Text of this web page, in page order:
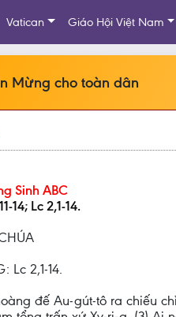
Vatican Giáo Hội Việt Nam
Mừng cho toàn dân
Sinh ABC
14; Lc 2,1-14.
Lc 2,1-14.
đế Au-gút-tô ra chiếu